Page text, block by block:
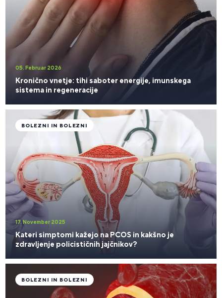
05. Februar 2026
Kronično vnetje: tihi saboter energije, imunskega
sistema in regeneracije
17. November 2025
Kateri simptomi kažejo na PCOS in kakšno je
zdravljenje policističnih jajčnikov?
BOLEZNI IN BOLEZNI
BOLEZNI IN BOLEZNI